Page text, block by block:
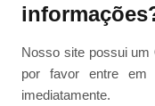
Nosso site possui um
por favor entre em
imediatamente.